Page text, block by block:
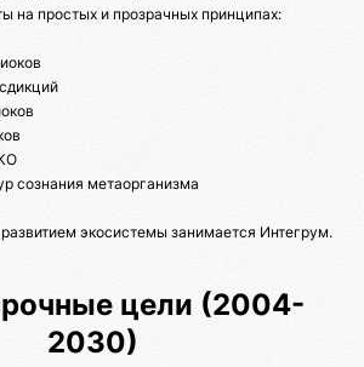
на простых и прозрачных принципах:
сознания метаорганизма
экосистемы занимается Интегрум.
цели (2004-
2030)